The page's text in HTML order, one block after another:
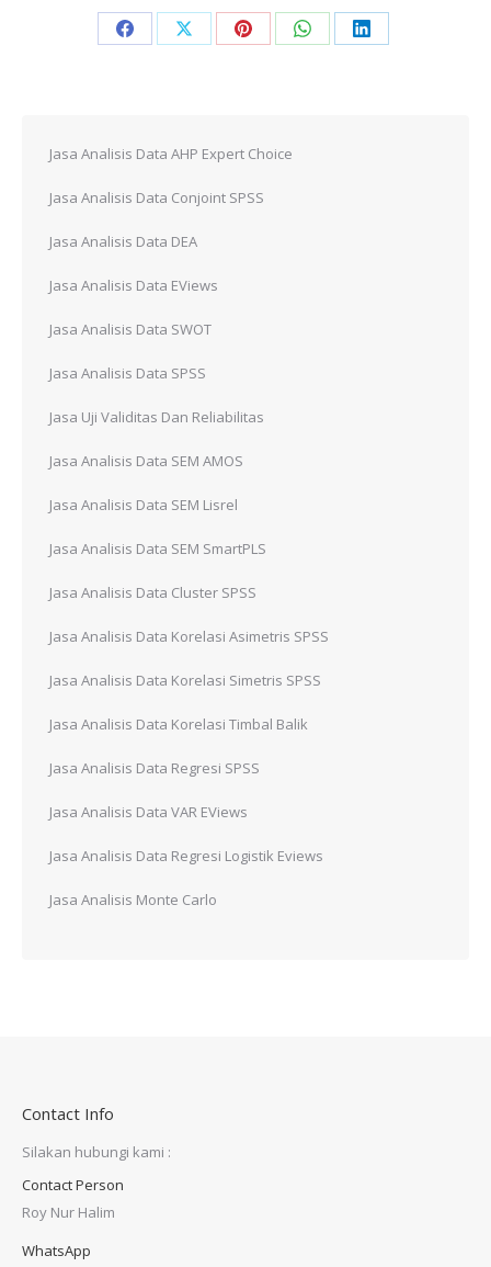
Share
Share
Share
Share
Share
Jasa Analisis Data AHP Expert Choice
Jasa Analisis Data Conjoint SPSS
Jasa Analisis Data DEA
Jasa Analisis Data EViews
Jasa Analisis Data SWOT
Jasa Analisis Data SPSS
Jasa Uji Validitas Dan Reliabilitas
Jasa Analisis Data SEM AMOS
Jasa Analisis Data SEM Lisrel
Jasa Analisis Data SEM SmartPLS
Jasa Analisis Data Cluster SPSS
Jasa Analisis Data Korelasi Asimetris SPSS
Jasa Analisis Data Korelasi Simetris SPSS
Jasa Analisis Data Korelasi Timbal Balik
Jasa Analisis Data Regresi SPSS
Jasa Analisis Data VAR EViews
Jasa Analisis Data Regresi Logistik Eviews
Jasa Analisis Monte Carlo
Contact Info
Silakan hubungi kami :
Contact Person
Roy Nur Halim
WhatsApp